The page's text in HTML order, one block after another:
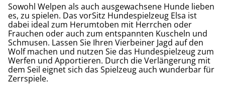
Sowohl Welpen als auch ausgewachsene Hunde lieben
es, zu spielen. Das vorSitz Hundespielzeug Elsa ist
dabei ideal zum Herumtoben mit Herrchen oder
Frauchen oder auch zum entspannten Kuscheln und
Schmusen. Lassen Sie Ihren Vierbeiner Jagd auf den
Wolf machen und nutzen Sie das Hundespielzeug zum
Werfen und Apportieren. Durch die Verlängerung mit
dem Seil eignet sich das Spielzeug auch wunderbar für
Zerrspiele.